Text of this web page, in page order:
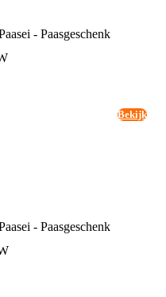
- Paasgeschenk
Bekijk
- Paasgeschenk